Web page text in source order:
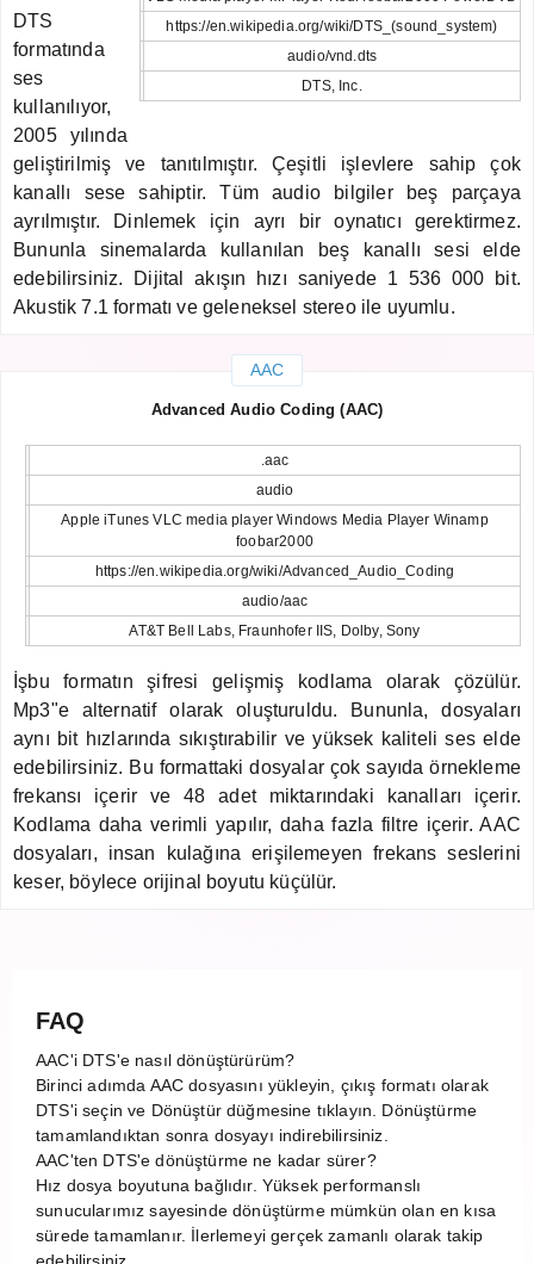
https://en.wikipedia.org/wiki/DTS_(sound_system)
audio/vnd.dts
DTS, Inc.
DTS
formatında
ses
kullanılıyor,
2005 yılında
geliştirilmiş ve tanıtılmıştır. Çeşitli işlevlere sahip çok
kanallı sese sahiptir. Tüm audio bilgiler beş parçaya
ayrılmıştır. Dinlemek için ayrı bir oynatıcı gerektirmez.
Bununla sinemalarda kullanılan beş kanallı sesi elde
edebilirsiniz. Dijital akışın hızı saniyede 1 536 000 bit.
Akustik 7.1 formatı ve geleneksel stereo ile uyumlu.
AAC
Advanced Audio Coding (AAC)
.aac
audio
Apple iTunes VLC media player Windows Media Player Winamp
foobar2000
https://en.wikipedia.org/wiki/Advanced_Audio_Coding
audio/aac
AT&T Bell Labs, Fraunhofer IIS, Dolby, Sony
İşbu formatın şifresi gelişmiş kodlama olarak çözülür.
Mp3"e alternatif olarak oluşturuldu. Bununla, dosyaları
aynı bit hızlarında sıkıştırabilir ve yüksek kaliteli ses elde
edebilirsiniz. Bu formattaki dosyalar çok sayıda örnekleme
frekansı içerir ve 48 adet miktarındaki kanalları içerir.
Kodlama daha verimli yapılır, daha fazla filtre içerir. AAC
dosyaları, insan kulağına erişilemeyen frekans seslerini
keser, böylece orijinal boyutu küçülür.
FAQ
AAC'i DTS'e nasıl dönüştürürüm?
Birinci adımda AAC dosyasını yükleyin, çıkış formatı olarak
DTS'i seçin ve Dönüştür düğmesine tıklayın. Dönüştürme
tamamlandıktan sonra dosyayı indirebilirsiniz.
AAC'ten DTS'e dönüştürme ne kadar sürer?
Hız dosya boyutuna bağlıdır. Yüksek performanslı
sunucularımız sayesinde dönüştürme mümkün olan en kısa
sürede tamamlanır. İlerlemeyi gerçek zamanlı olarak takip
edebilirsiniz.